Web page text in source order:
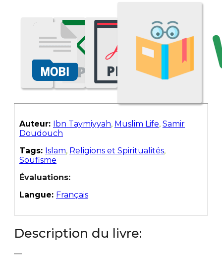
Auteur: Ibn Taymiyyah, Muslim Life, Samir
Doudouch
Tags: Islam, Religions et Spiritualités,
Soufisme
Évaluations:
Langue: Français
Description du livre:
—